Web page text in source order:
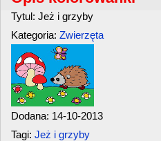
Tytul: Jeż i grzyby
Kategoria: Zwierzęta
Dodana: 14-10-2013
Tagi: Jeż i grzyby